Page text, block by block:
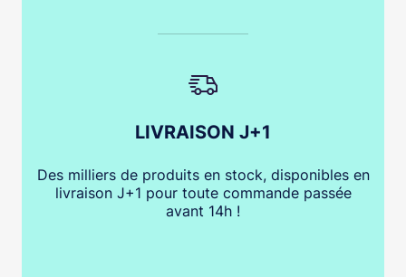
LIVRAISON J+1
Des milliers de produits en stock, disponibles en
livraison J+1 pour toute commande passée
avant 14h !